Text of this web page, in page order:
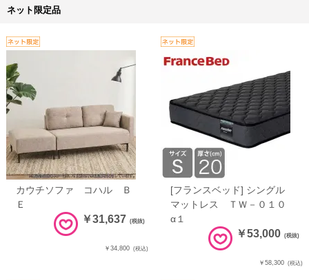
ネット限定品
カウチソファ コハル Ｂ
Ｅ
￥31,637 (税抜)
￥34,800 (税込)
[フランスベッド] シングル
マットレス ＴＷ－０１０
α１
￥53,000 (税抜)
￥58,300 (税込)